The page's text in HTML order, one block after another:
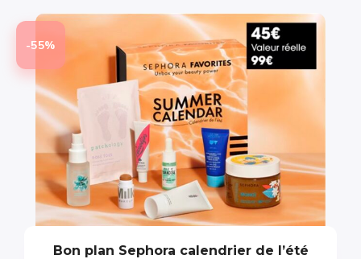
-55%
Bon plan Sephora calendrier de l’été